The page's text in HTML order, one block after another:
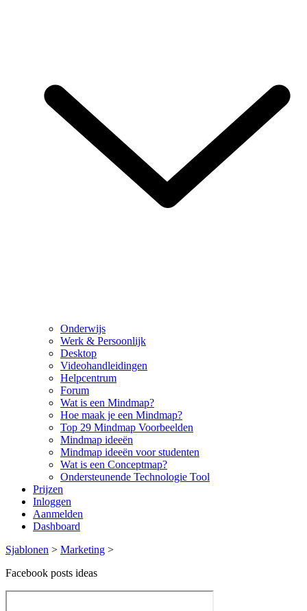
Onderwijs
Werk & Persoonlijk
Desktop
Videohandleidingen
Helpcentrum
Forum
Wat is een Mindmap?
Hoe maak je een Mindmap?
Top 29 Mindmap Voorbeelden
Mindmap ideeën
Mindmap ideeën voor studenten
Wat is een Conceptmap?
Ondersteunende Technologie Tool
Prijzen
Inloggen
Aanmelden
Dashboard
Sjablonen > Marketing >
Facebook posts ideas